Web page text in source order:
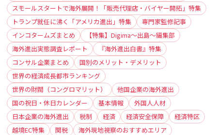
スモールスタートで海外展開！「販売代理店・バイヤー開拓」特集
トランプ就任に沸く「アメリカ進出」特集
専門家監修記事
インコタームズまとめ
【特集】Digima〜出島〜編集部
海外進出実態調査レポート
『海外進出白書』特集
コンサル企業まとめ
国別のメリット・デメリット
世界の経済成長都市ランキング
世界の財閥（コングロマリット）
他国企業の海外進出
国の祝日・休日カレンダー
基本情報
外国人人材
日本企業の海外進出
税制 経済 経済安全保障
経済特区
越境EC特集
関税 海外現地視察のおすすめエリア